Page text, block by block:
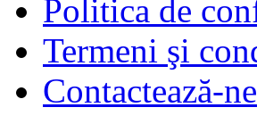
Politica de
Termeni şi
Contactează-ne